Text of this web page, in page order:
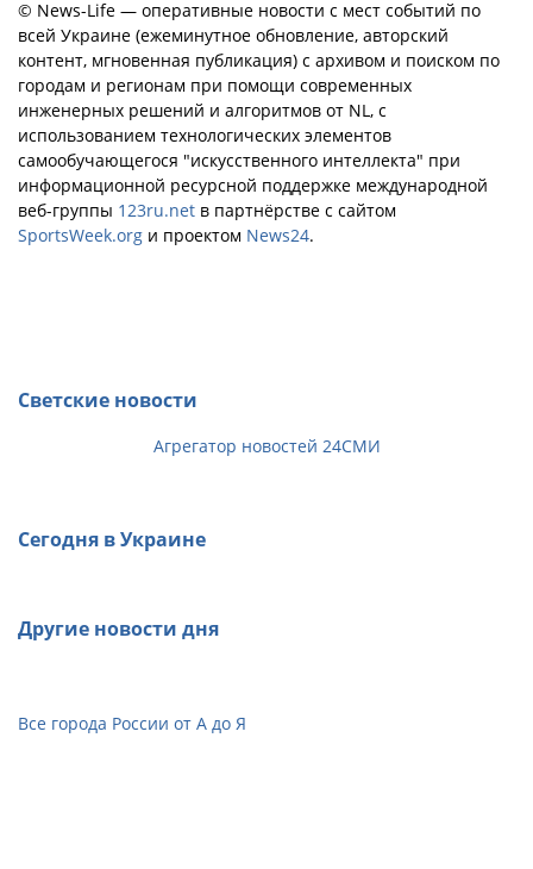
© News-Life — оперативные новости с мест событий по
всей Украине (ежеминутное обновление, авторский
контент, мгновенная публикация) с архивом и поиском по
городам и регионам при помощи современных
инженерных решений и алгоритмов от NL, с
использованием технологических элементов
самообучающегося "искусственного интеллекта" при
информационной ресурсной поддержке международной
веб-группы 123ru.net в партнёрстве с сайтом
SportsWeek.org и проектом News24.
Светские новости
Агрегатор новостей 24СМИ
Сегодня в Украине
Другие новости дня
Все города России от А до Я